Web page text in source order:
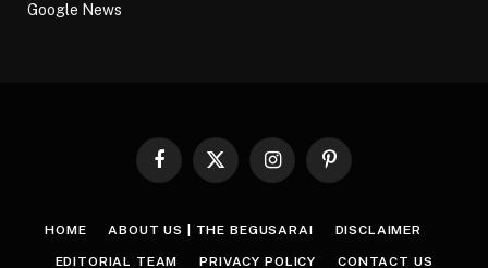
Google News
Facebook
X
InstagramPinterest
HOME ABOUT US | THE BEGUSARAI DISCLAIMER
EDITORIAL TEAM PRIVACY POLICY CONTACT US